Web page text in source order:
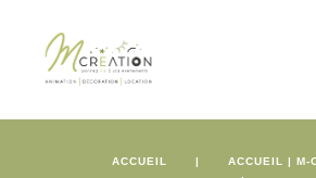
ACCUEIL ACCUEIL | M-